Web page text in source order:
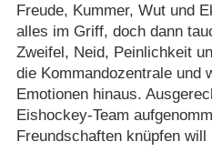
Freude, Kummer, Wut und
alles im Griff, doch dann
Zweifel, Neid, Peinlichkeit
die Kommandozentrale und
Emotionen hinaus.
Eishockey-Team
Freundschaften knüpfen